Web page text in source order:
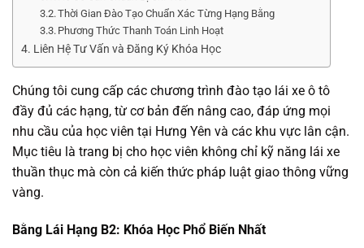
Thời Gian Đào Tạo Chuẩn Xác Từng Hạng Bằng
Phương Thức Thanh Toán Linh Hoạt
Liên Hệ Tư Vấn và Đăng Ký Khóa Học
Chúng tôi cung cấp các chương trình đào tạo lái xe ô tô
đầy đủ các hạng, từ cơ bản đến nâng cao, đáp ứng mọi
nhu cầu của học viên tại Hưng Yên và các khu vực lân cận.
Mục tiêu là trang bị cho học viên không chỉ kỹ năng lái xe
thuần thục mà còn cả kiến thức pháp luật giao thông vững
vàng.
Bằng Lái Hạng B2: Khóa Học Phổ Biến Nhất